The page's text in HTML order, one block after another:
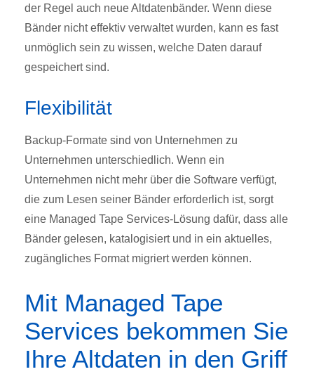
der Regel auch neue Altdatenbänder. Wenn diese
Bänder nicht effektiv verwaltet wurden, kann es fast
unmöglich sein zu wissen, welche Daten darauf
gespeichert sind.
Flexibilität
Backup-Formate sind von Unternehmen zu
Unternehmen unterschiedlich. Wenn ein
Unternehmen nicht mehr über die Software verfügt,
die zum Lesen seiner Bänder erforderlich ist, sorgt
eine Managed Tape Services-Lösung dafür, dass alle
Bänder gelesen, katalogisiert und in ein aktuelles,
zugängliches Format migriert werden können.
Mit Managed Tape
Services bekommen Sie
Ihre Altdaten in den Griff